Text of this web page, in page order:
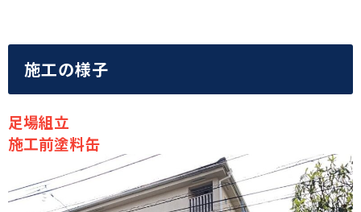
施工の様子
足場組立
施工前塗料缶